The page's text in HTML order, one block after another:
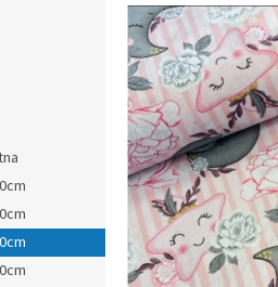
produktu
je
0,0
z
5
hvězdiček.